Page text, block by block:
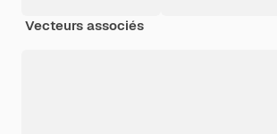
Vecteurs associés